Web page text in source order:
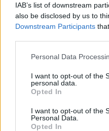
IAB’s list of downstream
also be disclosed by us to
Downstream Participants
Personal Data
I want to opt-out of the
personal data.
Opted In
I want to opt-out of the
Personal Data.
Opted In
Bemutatkozás: Magas
bútorok, szőnyegek, üveg,
néprajzi tárgyak értékesítése
a tárgyfelvétel folyamatos.